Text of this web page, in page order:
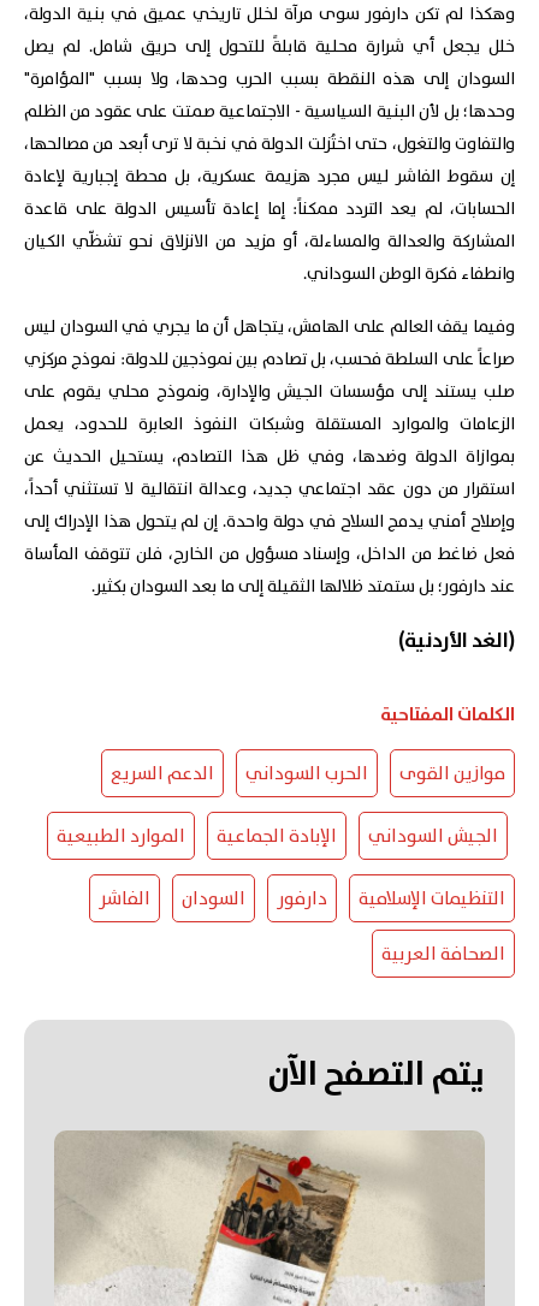
وهكذا لم تكن دارفور سوى مرآة لخلل تاريخي عميق في بنية الدولة،
خلل يجعل أي شرارة محلية قابلةً للتحول إلى حريق شامل. لم يصل
السودان إلى هذه النقطة بسبب الحرب وحدها، ولا بسبب "المؤامرة"
وحدها؛ بل لأن البنية السياسية - الاجتماعية صمتت على عقود من الظلم
والتفاوت والتغول، حتى اختُزلت الدولة في نخبة لا ترى أبعد من مصالحها،
إن سقوط الفاشر ليس مجرد هزيمة عسكرية، بل محطة إجبارية لإعادة
الحسابات، لم يعد التردد ممكناً: إما إعادة تأسيس الدولة على قاعدة
المشاركة والعدالة والمساءلة، أو مزيد من الانزلاق نحو تشظّي الكيان
وانطفاء فكرة الوطن السوداني.
وفيما يقف العالم على الهامش، يتجاهل أن ما يجري في السودان ليس
صراعاً على السلطة فحسب، بل تصادم بين نموذجين للدولة: نموذج مركزي
صلب يستند إلى مؤسسات الجيش والإدارة، ونموذج محلي يقوم على
الزعامات والموارد المستقلة وشبكات النفوذ العابرة للحدود، يعمل
بموازاة الدولة وضدها، وفي ظل هذا التصادم، يستحيل الحديث عن
استقرار من دون عقد اجتماعي جديد، وعدالة انتقالية لا تستثني أحداً،
وإصلاح أمني يدمج السلاح في دولة واحدة. إن لم يتحول هذا الإدراك إلى
فعل ضاغط من الداخل، وإسناد مسؤول من الخارج، فلن تتوقف المأساة
عند دارفور؛ بل ستمتد ظلالها الثقيلة إلى ما بعد السودان بكثير.
(الغد الأردنية)
الكلمات المفتاحية
موازين القوى الحرب السوداني الدعم السريع
الجيش السوداني الإبادة الجماعية الموارد الطبيعية
التنظيمات الإسلامية دارفور السودان
الفاشر
الصحافة العربية
يتم التصفح الآن